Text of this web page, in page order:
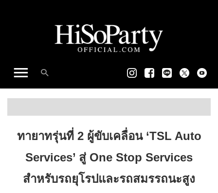
ทายาทรุ่นที่ 2 ผู้ขับเคลื่อน ‘TSL Auto
Services’ สู่ One Stop Services
สำหรับรถยุโรปและรถสมรรถนะสูง